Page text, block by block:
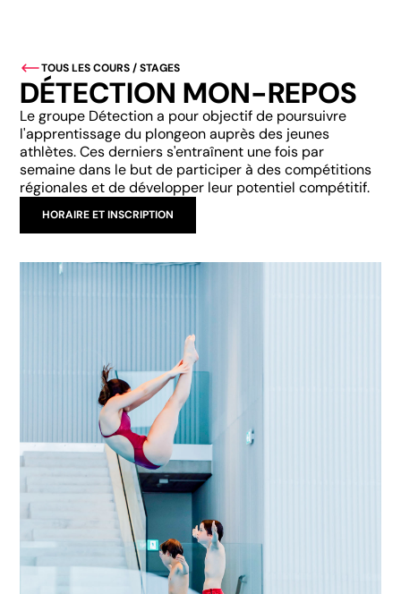
TOUS LES COURS / STAGES
DÉTECTION MON-REPOS
Le groupe Détection a pour objectif de poursuivre
l'apprentissage du plongeon auprès des jeunes
athlètes. Ces derniers s'entraînent une fois par
semaine dans le but de participer à des compétitions
régionales et de développer leur potentiel compétitif.
HORAIRE ET INSCRIPTION